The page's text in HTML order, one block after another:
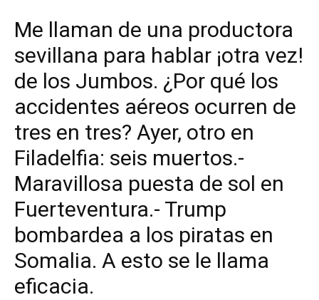
Me llaman de una productora
sevillana para hablar ¡otra vez!
de los Jumbos. ¿Por qué los
accidentes aéreos ocurren de
tres en tres? Ayer, otro en
Filadelfia: seis muertos.-
Maravillosa puesta de sol en
Fuerteventura.- Trump
bombardea a los piratas en
Somalia. A esto se le llama
eficacia.